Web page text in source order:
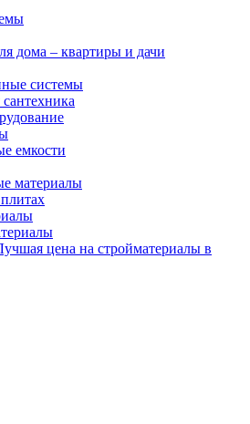
дома – квартиры и дачи
системы
емкости
материалы
цена на стройматериалы в